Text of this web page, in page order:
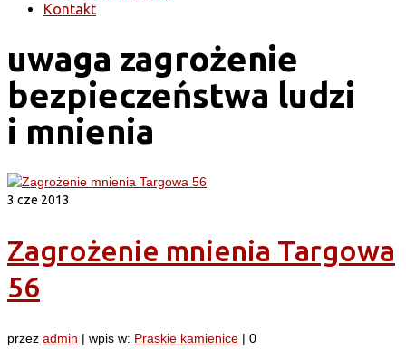
Kontakt
uwaga zagrożenie
bezpieczeństwa ludzi
i mnienia
3 cze 2013
Zagrożenie mnienia Targowa
56
przez admin | wpis w: Praskie kamienice | 0